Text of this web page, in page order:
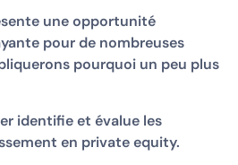
une opportunité
pour de nombreuses
pourquoi un peu plus
identifie et évalue les
en private equity.